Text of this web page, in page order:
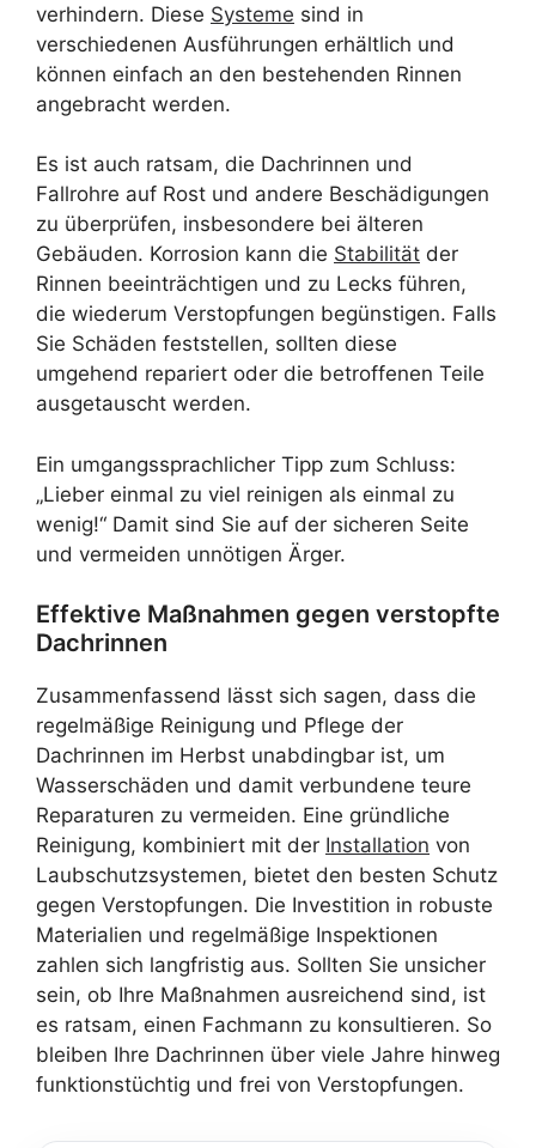
verhindern. Diese Systeme sind in
verschiedenen Ausführungen erhältlich und
können einfach an den bestehenden Rinnen
angebracht werden.
Es ist auch ratsam, die Dachrinnen und
Fallrohre auf Rost und andere Beschädigungen
zu überprüfen, insbesondere bei älteren
Gebäuden. Korrosion kann die Stabilität der
Rinnen beeinträchtigen und zu Lecks führen,
die wiederum Verstopfungen begünstigen. Falls
Sie Schäden feststellen, sollten diese
umgehend repariert oder die betroffenen Teile
ausgetauscht werden.
Ein umgangssprachlicher Tipp zum Schluss:
„Lieber einmal zu viel reinigen als einmal zu
wenig!“ Damit sind Sie auf der sicheren Seite
und vermeiden unnötigen Ärger.
Effektive Maßnahmen gegen verstopfte
Dachrinnen
Zusammenfassend lässt sich sagen, dass die
regelmäßige Reinigung und Pflege der
Dachrinnen im Herbst unabdingbar ist, um
Wasserschäden und damit verbundene teure
Reparaturen zu vermeiden. Eine gründliche
Reinigung, kombiniert mit der Installation von
Laubschutzsystemen, bietet den besten Schutz
gegen Verstopfungen. Die Investition in robuste
Materialien und regelmäßige Inspektionen
zahlen sich langfristig aus. Sollten Sie unsicher
sein, ob Ihre Maßnahmen ausreichend sind, ist
es ratsam, einen Fachmann zu konsultieren. So
bleiben Ihre Dachrinnen über viele Jahre hinweg
funktionstüchtig und frei von Verstopfungen.